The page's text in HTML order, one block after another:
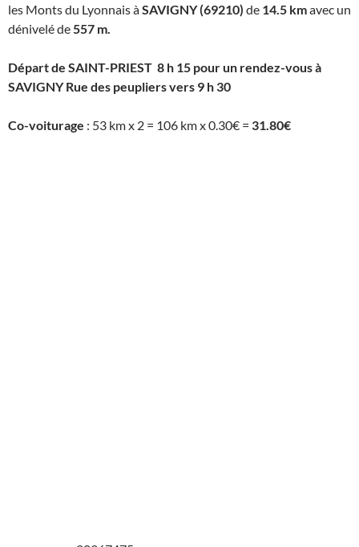
les Monts du Lyonnais àSAVIGNY (69210) de 14.5 kmavec un
dénivelé de 557 m.
Départ de SAINT-PRIEST 8 h 15 pour un rendez-vous à
SAVIGNY Rue des peupliers vers 9 h 30
Co-voiturage : 53 km x 2 = 106 km x 0.30€ = 31.80€